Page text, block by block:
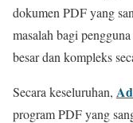
dokumen PDF yang
masalah bagi
besar dan kompleks
Secara keseluruhan,
program PDF yang